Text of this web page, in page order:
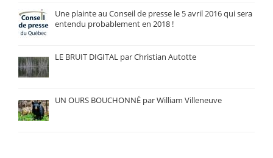
Une plainte au Conseil de presse le 5 avril 2016 qui sera
entendu probablement en 2018 !
LE BRUIT DIGITAL par Christian Autotte
UN OURS BOUCHONNÉ par William Villeneuve